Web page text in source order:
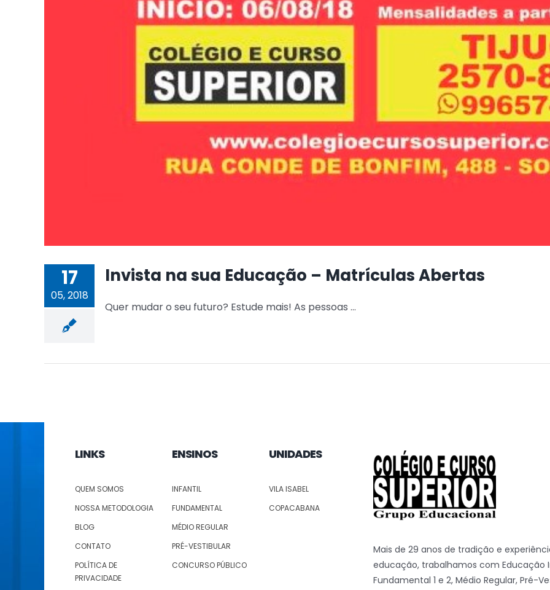
17
05, 2018
Invista na sua Educação – Matrículas Abertas
Quer mudar o seu futuro? Estude mais! As pessoas ...
LINKS
QUEM SOMOS
NOSSA METODOLOGIA
BLOG
CONTATO
POLÍTICA DE
PRIVACIDADE
ENSINOS
INFANTIL
FUNDAMENTAL
MÉDIO REGULAR
PRÉ-VESTIBULAR
CONCURSO PÚBLICO
UNIDADES
VILA ISABEL
COPACABANA
Mais de 29 anos de tradição e
educação, trabalhamos com Educação
Fundamental 1 e 2, Médio Regular, Pré-